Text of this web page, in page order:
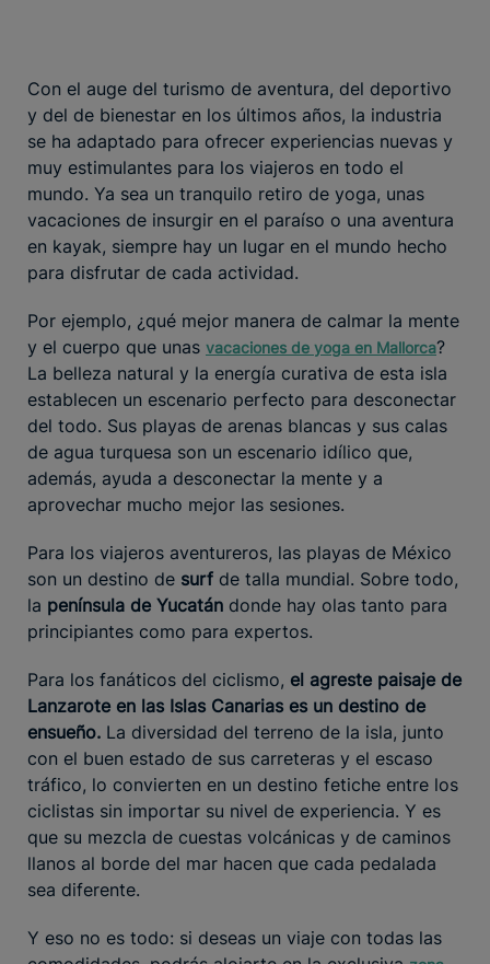
Con el auge del turismo de aventura, del deportivo
y del de bienestar en los últimos años, la industria
se ha adaptado para ofrecer experiencias nuevas y
muy estimulantes para los viajeros en todo el
mundo. Ya sea un tranquilo retiro de yoga, unas
vacaciones de insurgir en el paraíso o una aventura
en kayak, siempre hay un lugar en el mundo hecho
para disfrutar de cada actividad.
Por ejemplo, ¿qué mejor manera de calmar la mente
y el cuerpo que unas vacaciones de yoga en Mallorca?
La belleza natural y la energía curativa de esta isla
establecen un escenario perfecto para desconectar
del todo. Sus playas de arenas blancas y sus calas
de agua turquesa son un escenario idílico que,
además, ayuda a desconectar la mente y a
aprovechar mucho mejor las sesiones.
Para los viajeros aventureros, las playas de México
son un destino de surf de talla mundial. Sobre todo,
la península de Yucatán donde hay olas tanto para
principiantes como para expertos.
Para los fanáticos del ciclismo, el agreste paisaje de
Lanzarote en las Islas Canarias es un destino de
ensueño. La diversidad del terreno de la isla, junto
con el buen estado de sus carreteras y el escaso
tráfico, lo convierten en un destino fetiche entre los
ciclistas sin importar su nivel de experiencia. Y es
que su mezcla de cuestas volcánicas y de caminos
llanos al borde del mar hacen que cada pedalada
sea diferente.
Y eso no es todo: si deseas un viaje con todas las